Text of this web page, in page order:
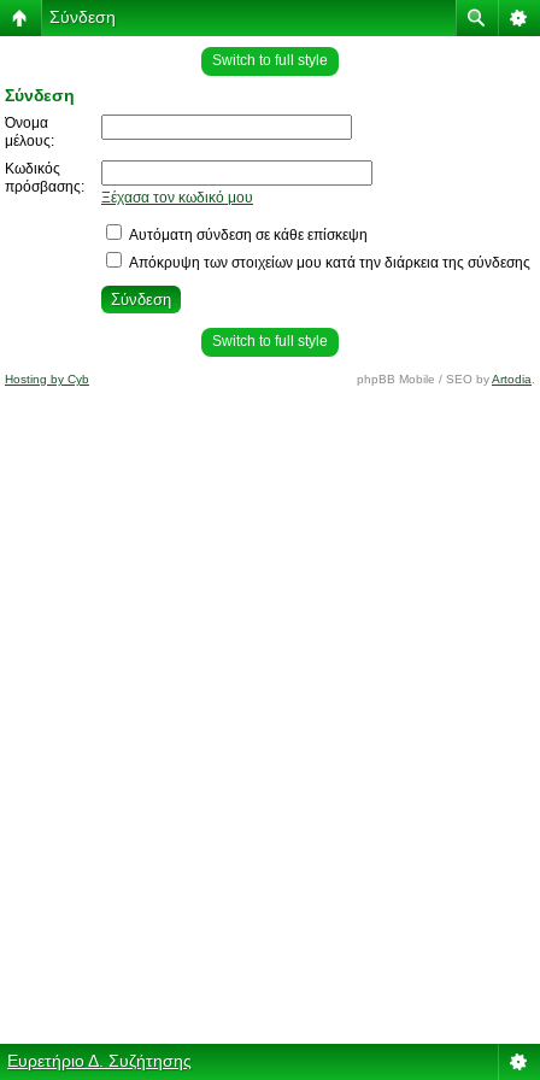
Σύνδεση
Switch to full style
Σύνδεση
Όνομα
μέλους:
Κωδικός
πρόσβασης:
Ξέχασα τον κωδικό μου
Αυτόματη σύνδεση σε κάθε επίσκεψη
Απόκρυψη των στοιχείων μου κατά την διάρκεια της σύνδεσης
Switch to full style
Hosting by Cyb phpBB Mobile / SEO byArtodia
Ευρετήριο Δ. Συζήτησης